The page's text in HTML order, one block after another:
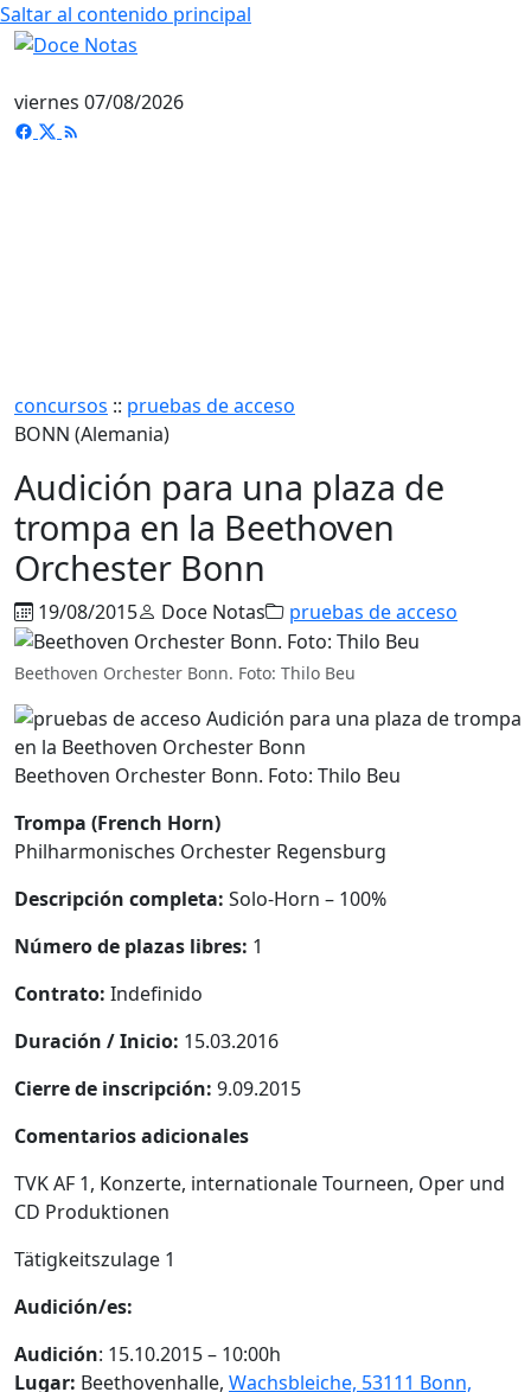
Saltar al contenido principal
viernes 07/08/2026
concursos :: pruebas de acceso
BONN (Alemania)
Audición para una plaza de
trompa en la Beethoven
Orchester Bonn
19/08/2015 Doce Notas pruebas de acceso
Beethoven Orchester Bonn. Foto: Thilo Beu
Beethoven Orchester Bonn. Foto: Thilo Beu
Trompa (French Horn)
Philharmonisches Orchester Regensburg
Descripción completa: Solo-Horn – 100%
Número de plazas libres: 1
Contrato: Indefinido
Duración / Inicio: 15.03.2016
Cierre de inscripción: 9.09.2015
Comentarios adicionales
TVK AF 1, Konzerte, internationale Tourneen, Oper und
CD Produktionen
Tätigkeitszulage 1
Audición/es:
Audición: 15.10.2015 – 10:00h
Lugar: Beethovenhalle, Wachsbleiche, 53111 Bonn,